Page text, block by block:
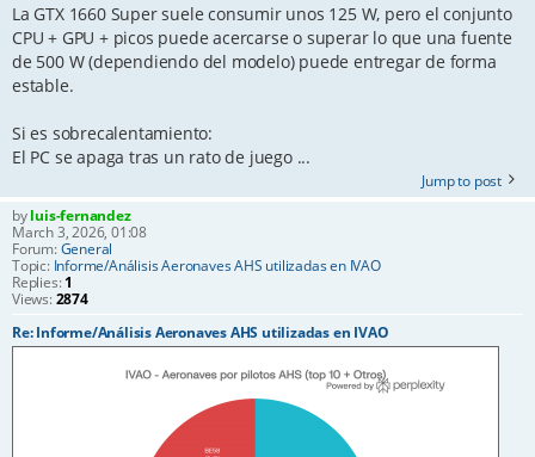
La GTX 1660 Super suele consumir unos 125 W, pero el conjunto
CPU + GPU + picos puede acercarse o superar lo que una fuente
de 500 W (dependiendo del modelo) puede entregar de forma
estable.
Si es sobrecalentamiento:
El PC se apaga tras un rato de juego ...
Jump to post
byluis-fernandez
March 3, 2026, 01:08
Forum:General
Topic: Informe/Análisis Aeronaves AHS utilizadas en IVAO
Replies:1
Views:2874
Re: Informe/Análisis Aeronaves AHS utilizadas en IVAO